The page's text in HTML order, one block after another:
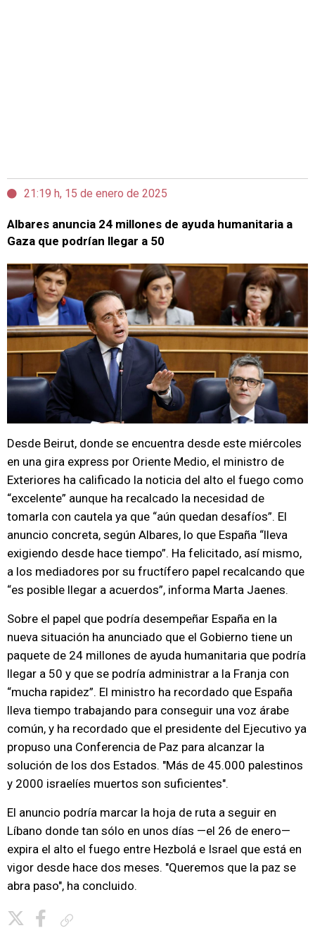
21:19 h, 15 de enero de 2025
Albares anuncia 24 millones de ayuda humanitaria a
Gaza que podrían llegar a 50
Desde Beirut, donde se encuentra desde este miércoles
en una gira express por Oriente Medio, el ministro de
Exteriores ha calificado la noticia del alto el fuego como
“excelente” aunque ha recalcado la necesidad de
tomarla con cautela ya que “aún quedan desafíos”. El
anuncio concreta, según Albares, lo que España “lleva
exigiendo desde hace tiempo”. Ha felicitado, así mismo,
a los mediadores por su fructífero papel recalcando que
“es posible llegar a acuerdos”, informa Marta Jaenes.
Sobre el papel que podría desempeñar España en la
nueva situación ha anunciado que el Gobierno tiene un
paquete de 24 millones de ayuda humanitaria que podría
llegar a 50 y que se podría administrar a la Franja con
“mucha rapidez”. El ministro ha recordado que España
lleva tiempo trabajando para conseguir una voz árabe
común, y ha recordado que el presidente del Ejecutivo ya
propuso una Conferencia de Paz para alcanzar la
solución de los dos Estados. "Más de 45.000 palestinos
y 2000 israelíes muertos son suficientes".
El anuncio podría marcar la hoja de ruta a seguir en
Líbano donde tan sólo en unos días —el 26 de enero—
expira el alto el fuego entre Hezbolá e Israel que está en
vigor desde hace dos meses. "Queremos que la paz se
abra paso", ha concluido.